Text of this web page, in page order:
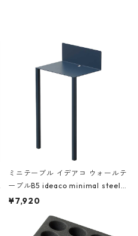
ミニテーブル イデアコ ウォールテ
ーブルB5 ideaco minimal steel f
urniture WALL Table B5 ネイビー
¥7,920